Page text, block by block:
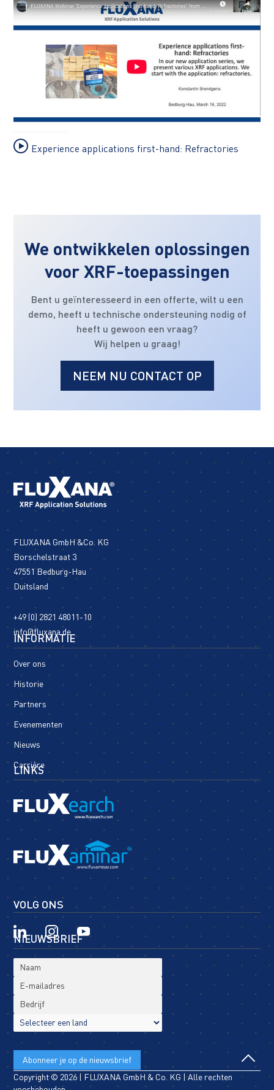
Experience applications first-hand: Refractories
We ontwikkelen oplossingen
voor XRF-toepassingen
Bent u geïnteresseerd in een offerte, wilt u een
demo, heeft u technische ondersteuning nodig of
heeft u gewoon een vraag?
Wij helpen u graag!
NEEM NU CONTACT OP
FLUXANA GmbH &Co. KG
Borschelstraat 3
47551 Bedburg-Hau
Duitsland
+49 (0) 2821 48011-10
info@fluxana.de
INFORMATIE
Over ons
Historie
Partners
Evenementen
Nieuws
Carrière
LINKS
VOLG ONS
NIEUWSBRIEF
Copyright © 2026 | FLUXANA GmbH & Co. KG | Alle rechten